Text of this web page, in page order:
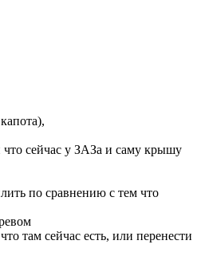
что сейчас у ЗАЗа и саму крышу
по сравнению с тем что
там сейчас есть, или перенести